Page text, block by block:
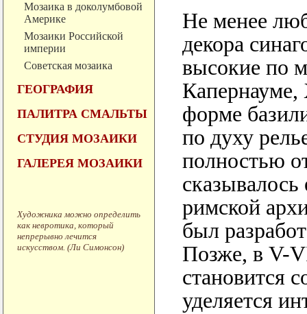
Мозаика в доколумбовой
Америке
Мозаики Российской
империи
Советская мозаика
ГЕОГРАФИЯ
ПАЛИТРА СМАЛЬТЫ
СТУДИЯ МОЗАИКИ
ГАЛЕРЕЯ МОЗАИКИ
Художника можно определить
как невротика, который
непрерывно лечится
искусством. (Ли Симонсон)
Не менее
декора
высокие по
Капернауме,
форме
по духу
полностью
римской
был
Позже, в V-
становится
уделяется